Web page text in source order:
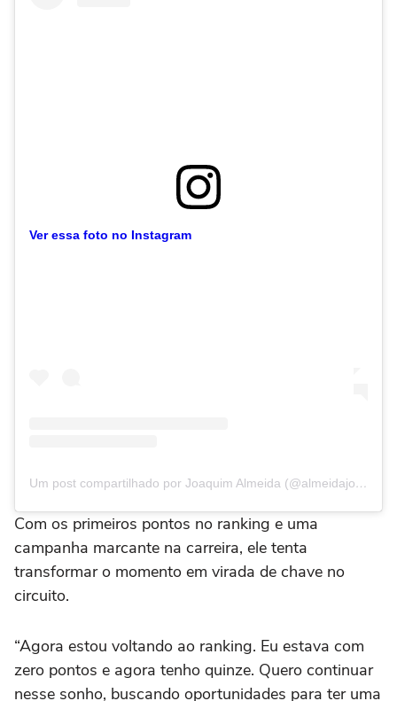
Ver essa foto no Instagram
Um post compartilhado por Joaquim Almeida (@almeidajoaquim14)
Com os primeiros pontos no ranking e uma
campanha marcante na carreira, ele tenta
transformar o momento em virada de chave no
circuito.
“Agora estou voltando ao ranking. Eu estava com
zero pontos e agora tenho quinze. Quero continuar
nesse sonho, buscando oportunidades para ter uma